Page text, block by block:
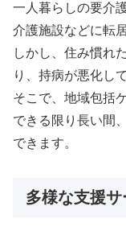
一人暮らしの要介
介護施設などに転
しかし、住み慣れ
り、持病が悪化し
そこで、地域包括
できる限り長い間
できます。
多様な支援